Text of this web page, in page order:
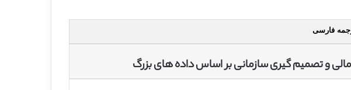
فارسی
و تصمیم گیری سازمانی بر اساس داده های بزرگ